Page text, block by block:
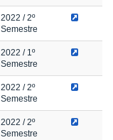
2022 / 2º
Semestre
2022 / 1º
Semestre
2022 / 2º
Semestre
2022 / 2º
Semestre